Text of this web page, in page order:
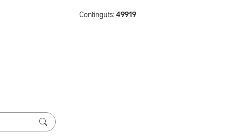
Continguts: 49919